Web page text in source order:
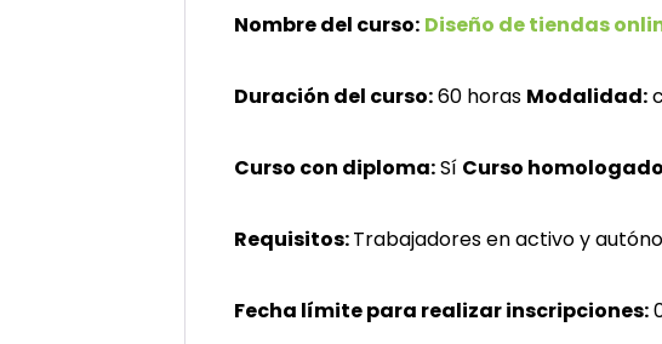
Nombre del curso: Diseño de tiendas
Duración del curso:60 horas Modalidad:
Curso con diploma:Sí Curso
Requisitos:Trabajadores en activo y
Fecha límite para realizar inscripciones: